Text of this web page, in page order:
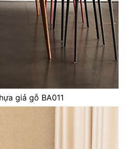
giả gỗ BA011